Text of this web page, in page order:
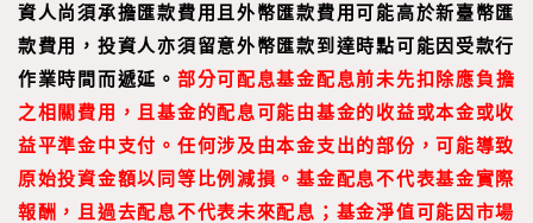
資人尚須承擔匯款費用且外幣匯款費用可能高於新臺幣匯
款費用，投資人亦須留意外幣匯款到達時點可能因受款行
作業時間而遞延。 部分可配息基金配息前未先扣除應負擔
之相關費用，且基金的配息可能由基金的收益或本金或收
益平準金中支付。任何涉及由本金支出的部份，可能導致
原始投資金額以同等比例減損。基金配息不代表基金實際
報酬，且過去配息不代表未來配息；基金淨值可能因市場